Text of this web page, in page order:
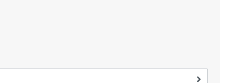
öffnen, aktuell ausgewählt: